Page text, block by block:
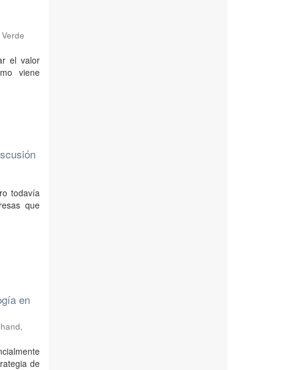
el valor
viene
todavía
que
en
de